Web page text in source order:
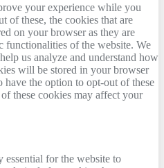
your experience while you
of these, the cookies that are
on your browser as they are
functionalities of the website. We
us analyze and understand how
will be stored in your browser
the option to opt-out of these
these cookies may affect your
essential for the website to